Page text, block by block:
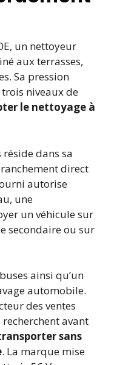
un nettoyeur
aux terrasses,
Sa pression
niveaux de
le nettoyage à
dans sa
direct
autorise
une
un véhicule sur
secondaire ou sur
ainsi qu’un
automobile.
des ventes
recherchent avant
sans
. La marque mise